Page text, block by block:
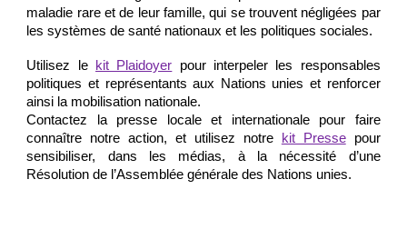
maladie rare et de leur famille, qui se trouvent négligées par
les systèmes de santé nationaux et les politiques sociales.
Utilisez le kit Plaidoyer pour interpeler les responsables
politiques et représentants aux Nations unies et renforcer
ainsi la mobilisation nationale.
Contactez la presse locale et internationale pour faire
connaître notre action, et utilisez notre
kit Pressepour
sensibiliser, dans les médias, à la nécessité d’une
Résolution de l’Assemblée générale des Nations unies.